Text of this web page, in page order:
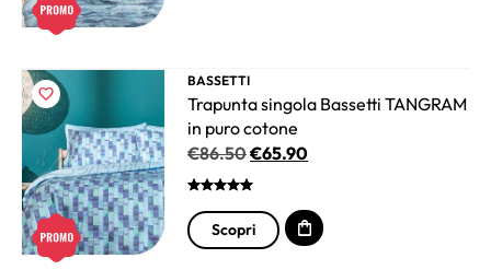
BASSETTI
Trapunta singola Bassetti TANGRAM
in puro cotone
€86.50€65.90
Scopri